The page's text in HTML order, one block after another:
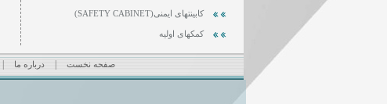
کابینتهای ایمنی(SAFETY CABINET)
کمکهای اولیه
صفحه نخست درباره ما